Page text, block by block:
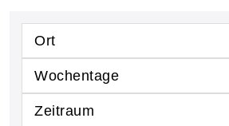
Ort
Wochentage
Zeitraum